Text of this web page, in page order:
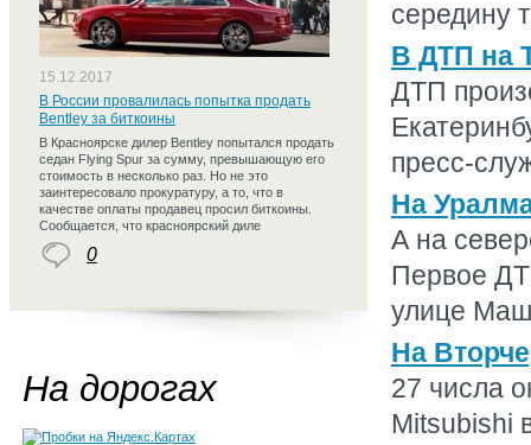
середину
В ДТП на
ДТП
пресс-
На
А на
Первое
улице
На
27 числа
Mitsubishi
15.12.2017
В России провалилась попытка продать
Bentley за биткоины
В Красноярске дилер Bentley попытался продать
седан Flying Spur за сумму, превышающую его
стоимость в несколько раз. Но не это
заинтересовало прокуратуру, а то, что в
качестве оплаты продавец просил биткоины.
Сообщается, что красноярский диле
0
На дорогах